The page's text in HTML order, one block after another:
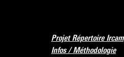
Projet Répertoire Ircam
Infos / Méthodologie